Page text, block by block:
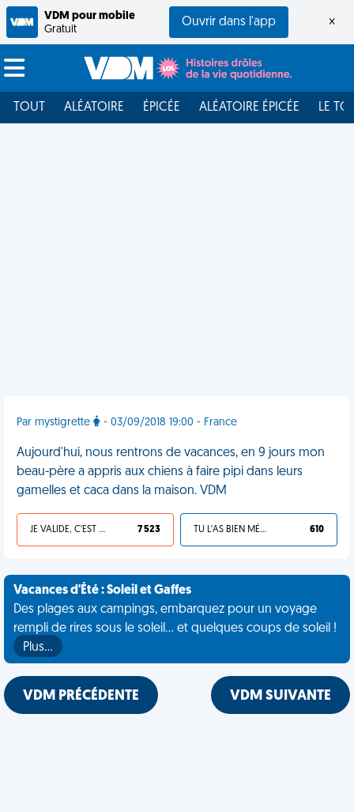
VDM pour mobile
Gratuit
Ouvrir dans l'app ×
TOUT ALÉATOIRE ÉPICÉE ALÉATOIRE ÉPICÉE LE
Par mystigrette - 03/09/2018 19:00 - France
Aujourd'hui, nous rentrons de vacances, en 9 jours mon
beau-père a appris aux chiens à faire pipi dans leurs
gamelles et caca dans la maison. VDM
JE VALIDE, C'EST UNE VDM 7 523 TU L'AS BIEN MÉRITÉ 610
Vacances d'Été : Soleil et Gaffes
Des plages aux campings, embarquez pour un voyage
rempli de rires sous le soleil... et quelques coups de soleil !
Plus…
VDM PRÉCÉDENTE VDM SUIVANTE